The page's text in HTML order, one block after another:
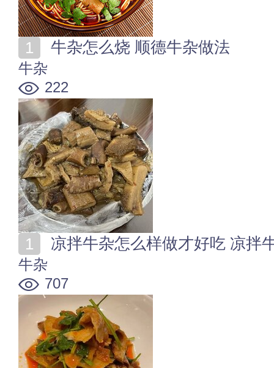
牛杂怎么烧 顺德牛杂做法
牛杂
222
凉拌牛杂怎么样做才好吃 凉拌
牛杂
707